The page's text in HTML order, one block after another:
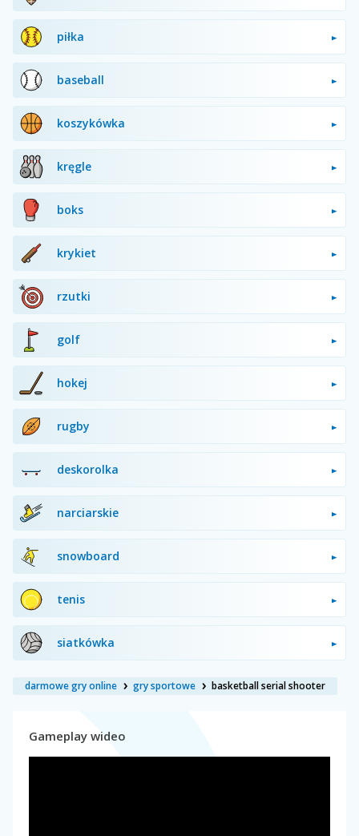
piłka
baseball
koszykówka
kręgle
boks
krykiet
rzutki
golf
hokej
rugby
deskorolka
narciarskie
snowboard
tenis
siatkówka
darmowe gry online gry sportowe basketball serial shooter
Gameplay wideo